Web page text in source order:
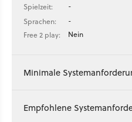
Spielzeit:
-
Sprachen:
-
Free 2 play:
Nein
Minimale
Empfohlene